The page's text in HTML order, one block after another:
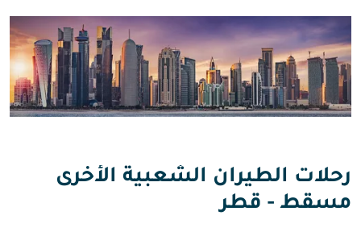
رحلات الطيران الشعبية الأخرى
مسقط - قطر